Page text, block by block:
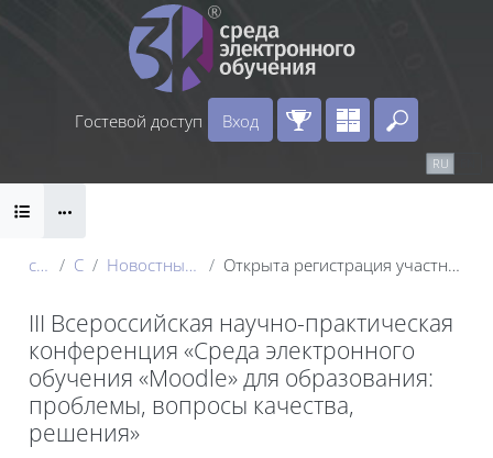
Перейти к основному содержанию
Гостевой доступ
Вход
RU
Блоки
conf_2024 Секция 1 Новостные рассылки участникам конференции Открыта регистрация участников конференции «Среда электронного обучения «Moodle» для образования» 2026
III Всероссийская научно-практическая
конференция «Среда электронного
обучения «Moodle» для образования:
проблемы, вопросы качества,
решения»